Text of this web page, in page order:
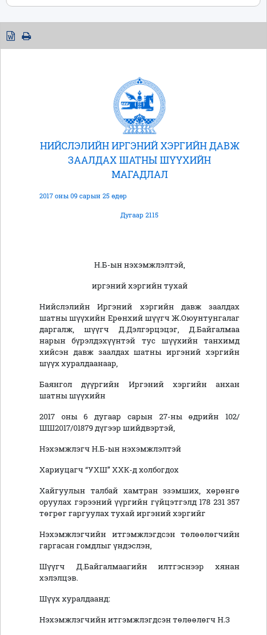
НИЙСЛЭЛИЙН ИРГЭНИЙ ХЭРГИЙН ДАВЖ
ЗААЛДАХ ШАТНЫ ШҮҮХИЙН
МАГАДЛАЛ
2017 оны 09 сарын 25 өдөр
Дугаар 2115
Н.Б-ын нэхэмжлэлтэй,
иргэний хэргийн тухай
Нийслэлийн Иргэний хэргийн давж заалдах
шатны шүүхийн Ерөнхий шүүгч Ж.Оюунтунгалаг
даргалж, шүүгч Д.Дэлгэрцэцэг, Д.Байгалмаа
нарын бүрэлдэхүүнтэй тус шүүхийн танхимд
хийсэн давж заалдах шатны иргэний хэргийн
шүүх хуралдаанаар,
Баянгол дүүргийн Иргэний хэргийн анхан
шатны шүүхийн
2017 оны 6 дугаар сарын 27-ны өдрийн 102/
ШШ2017/01879 дүгээр шийдвэртэй,
Нэхэмжлэгч Н.Б-ын нэхэмжлэлтэй
Хариуцагч “УХШ” ХХК-д холбогдох
Хайгуулын талбай хамтран эзэмших, хөрөнгө
оруулах гэрээний үүргийн гүйцэтгэлд 178 231 357
төгрөг гаргуулах тухай иргэний хэргийг
Нэхэмжлэгчийн итгэмжлэгдсэн төлөөлөгчийн
гаргасан гомдлыг үндэслэн,
Шүүгч Д.Байгалмаагийн илтгэснээр хянан
хэлэлцэв.
Шүүх хуралдаанд:
Нэхэмжлэгчийн итгэмжлэгдсэн төлөөлөгч Н.З